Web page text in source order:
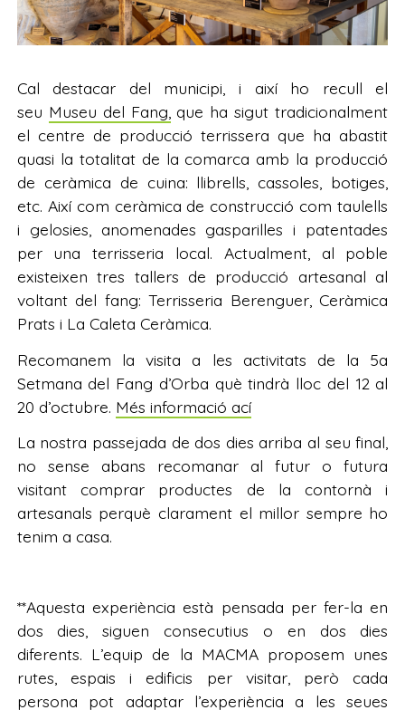
Cal destacar del municipi, i així ho recull el
seu Museu del Fang, que ha sigut tradicionalment
el centre de producció terrissera que ha abastit
quasi la totalitat de la comarca amb la producció
de ceràmica de cuina: llibrells, cassoles, botiges,
etc. Així com ceràmica de construcció com taulells
i gelosies, anomenades gasparilles i patentades
per una terrisseria local. Actualment, al poble
existeixen tres tallers de producció artesanal al
voltant del fang: Terrisseria Berenguer, Ceràmica
Prats i La Caleta Ceràmica.
Recomanem la visita a les activitats de la 5a
Setmana del Fang d’Orba què tindrà lloc del 12 al
20 d’octubre. Més informació ací
La nostra passejada de dos dies arriba al seu final,
no sense abans recomanar al futur o futura
visitant comprar productes de la contornà i
artesanals perquè clarament el millor sempre ho
tenim a casa.
**Aquesta experiència està pensada per fer-la en
dos dies, siguen consecutius o en dos dies
diferents. L’equip de la MACMA proposem unes
rutes, espais i edificis per visitar, però cada
persona pot adaptar l’experiència a les seues